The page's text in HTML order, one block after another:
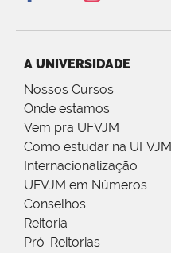
A UNIVERSIDADE
Nossos Cursos
Onde estamos
Vem pra UFVJM
Como estudar na UFVJM
Internacionalização
UFVJM em Números
Conselhos
Reitoria
Pró-Reitorias